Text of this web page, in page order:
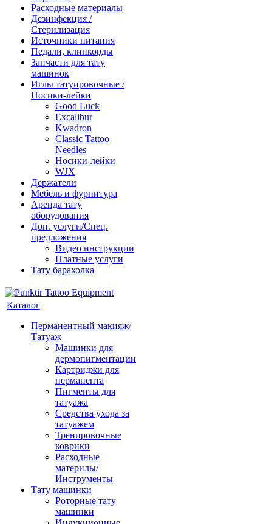
Расходные материалы
Дезинфекция /
Стерилизация
Источники питания
Педали, клипкорды
Запчасти для тату
машинок
Иглы татуировочные /
Носики-лейки
Good Luck
Excalibur
Kwadron
Classic Tattoo
Needles
Носики-лейки
WJX
Держатели
Мебель и фурнитура
Аренда тату
оборудования
Доп. услуги/Спец.
предложения
Видео инструкции
Платные услуги
Тату барахолка
Каталог
Перманентный макияж/
Татуаж
Машинки для
дермопигментации
Картриджи для
перманента
Пигменты для
татуажа
Средства ухода за
татуажем
Тренировочные
коврики
Расходные
материлы/
Инструменты
Тату машинки
Роторные тату
машинки